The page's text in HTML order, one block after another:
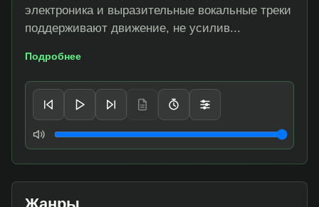
электроника и выразительные вокальные треки
поддерживают движение, не усилив...
Подробнее
Управление плеером
Громкость